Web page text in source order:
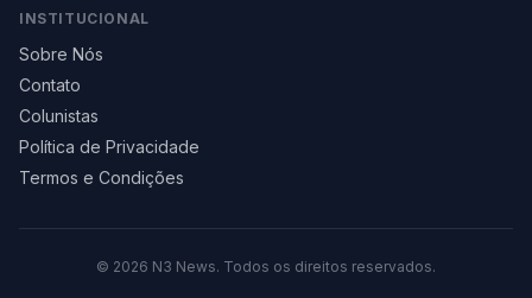
INSTITUCIONAL
Sobre Nós
Contato
Colunistas
Política de Privacidade
Termos e Condições
© 2026 N3 News. Todos os direitos reservados.